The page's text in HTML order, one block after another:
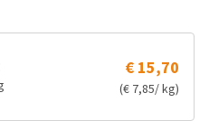
€ 15,70
(€ 7,85/ kg)